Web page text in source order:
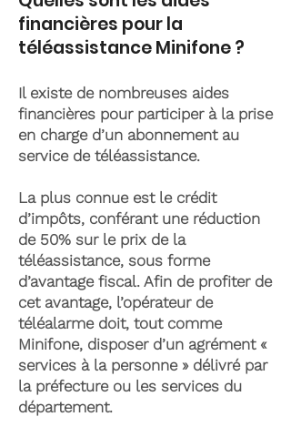
financières pour la
téléassistance Minifone ?
Il existe de nombreuses aides
financières pour participer à la prise
en charge d’un abonnement au
service de téléassistance.
La plus connue est le crédit
d’impôts, conférant une réduction
de 50% sur le prix de la
téléassistance, sous forme
d’avantage fiscal. Afin de profiter de
cet avantage, l’opérateur de
téléalarme doit, tout comme
Minifone, disposer d’un agrément «
services à la personne » délivré par
la préfecture ou les services du
département.